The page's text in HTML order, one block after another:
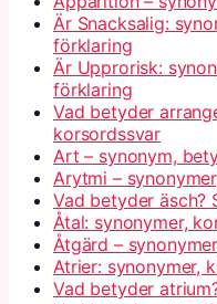
Är Snacksalig:
förklaring
Är Upprorisk:
förklaring
Vad betyder
korsordssvar
Art – synonym,
Arytmi –
Vad betyder äsch?
Åtal: synonymer,
Åtgärd –
Atrier: synonymer,
Vad betyder